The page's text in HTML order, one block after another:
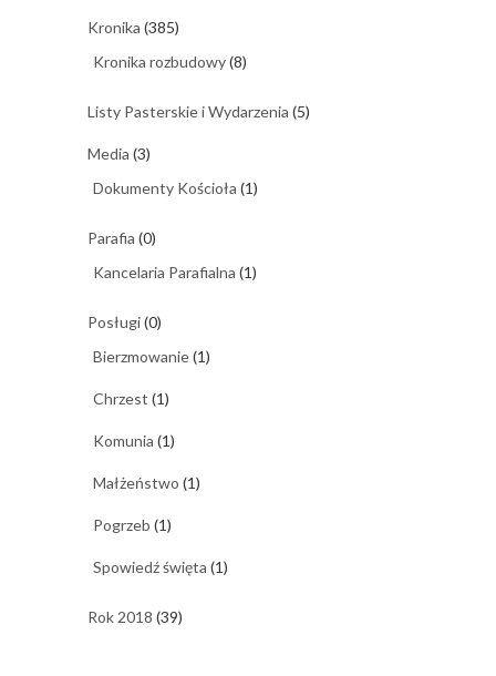
Kronika (385)
Kronika rozbudowy(8)
Listy Pasterskie i Wydarzenia (5)
Media (3)
Dokumenty Kościoła (1)
Parafia (0)
Kancelaria Parafialna (1)
Posługi(0)
Bierzmowanie(1)
Chrzest (1)
Komunia (1)
Małżeństwo (1)
Pogrzeb (1)
Spowiedź święta (1)
Rok 2018 (39)